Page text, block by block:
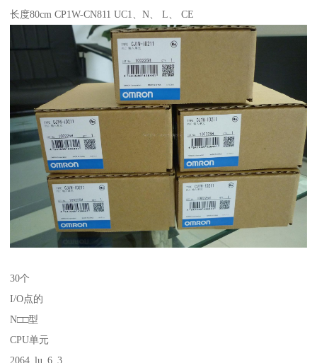
长度80cm CP1W-CN811 UC1、N、 L、 CE
30个
I/O点的
N□□型
CPU单元
2064_lu_6_3